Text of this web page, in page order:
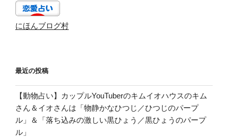
にほんブログ村
最近の投稿
【動物占い】カップルYouTuberのキムイオハウスのキム
さん＆イオさんは「物静かなひつじ／ひつじのパープ
ル」＆「落ち込みの激しい黒ひょう／黒ひょうのパープ
ル」